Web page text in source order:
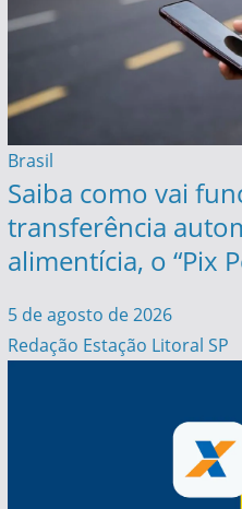
Brasil
Saiba como vai
transferência
alimentícia, o “Pix
5 de agosto de 2026
Redação Estação Litoral SP